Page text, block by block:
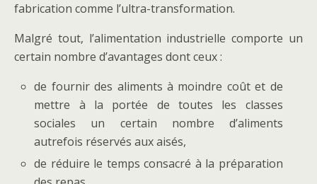
fabrication comme l’ultra-transformation.
Malgré tout, l’alimentation industrielle comporte un
certain nombre d’avantages dont ceux :
de fournir des aliments à moindre coût et de
mettre à la portée de toutes les classes
sociales un certain nombre d’aliments
autrefois réservés aux aisés,
de réduire le temps consacré à la préparation